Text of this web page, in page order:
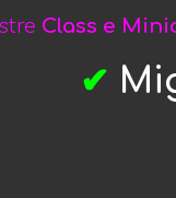
Class e
✔